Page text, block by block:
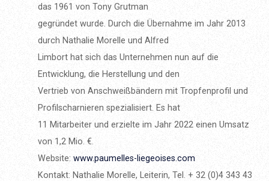
das 1961 von Tony Grutman
gegründet wurde. Durch die Übernahme im Jahr 2013
durch Nathalie Morelle und Alfred
Limbort hat sich das Unternehmen nun auf die
Entwicklung, die Herstellung und den
Vertrieb von Anschweißbändern mit Tropfenprofil und
Profilscharnieren spezialisiert. Es hat
11 Mitarbeiter und erzielte im Jahr 2022 einen Umsatz
von 1,2 Mio. €.
Website: www.paumelles-liegeoises.com
Kontakt: Nathalie Morelle, Leiterin, Tel. + 32 (0)4 343 43